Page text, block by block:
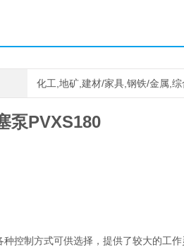
化工,地矿,建材/家具,钢铁/金属,综
泵PVXS180
控制方式可供选择，提供了较大的工